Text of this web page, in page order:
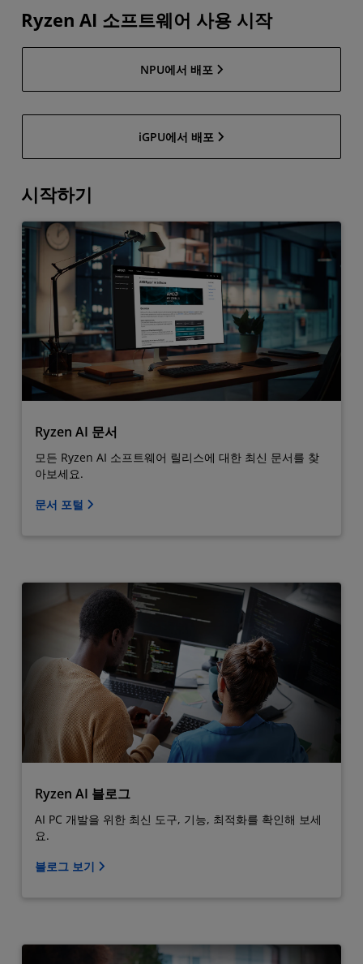
Ryzen AI 소프트웨어 사용 시작
NPU에서 배포
iGPU에서 배포
시작하기
Ryzen AI 문서
모든 Ryzen AI 소프트웨어 릴리스에 대한 최신 문서를 찾
아보세요.
문서 포털
Ryzen AI 블로그
AI PC 개발을 위한 최신 도구, 기능, 최적화를 확인해 보세
요.
블로그 보기